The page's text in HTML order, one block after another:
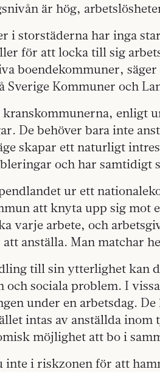
är hög,
i storstäderna har inga
för att locka till sig
boendekommuner, säger
Sverige Kommuner och
enligt
De behöver bara inte
skapar ett naturligt
och har samtidigt
ur ett
att knyta upp sig mot
varje arbete, och
anställa. Man matchar
till sin ytterlighet kan
och sociala problem. I
under en arbetsdag.
intas av anställda
möjlighet att bo i
inte i riskzonen för att